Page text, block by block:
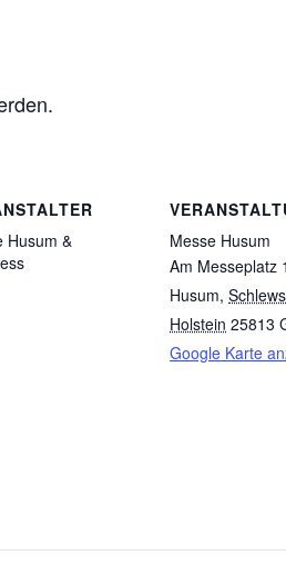
Husum &
Messe Husum
Am Messeplatz
Husum,
Holstein 25813
Google Karte